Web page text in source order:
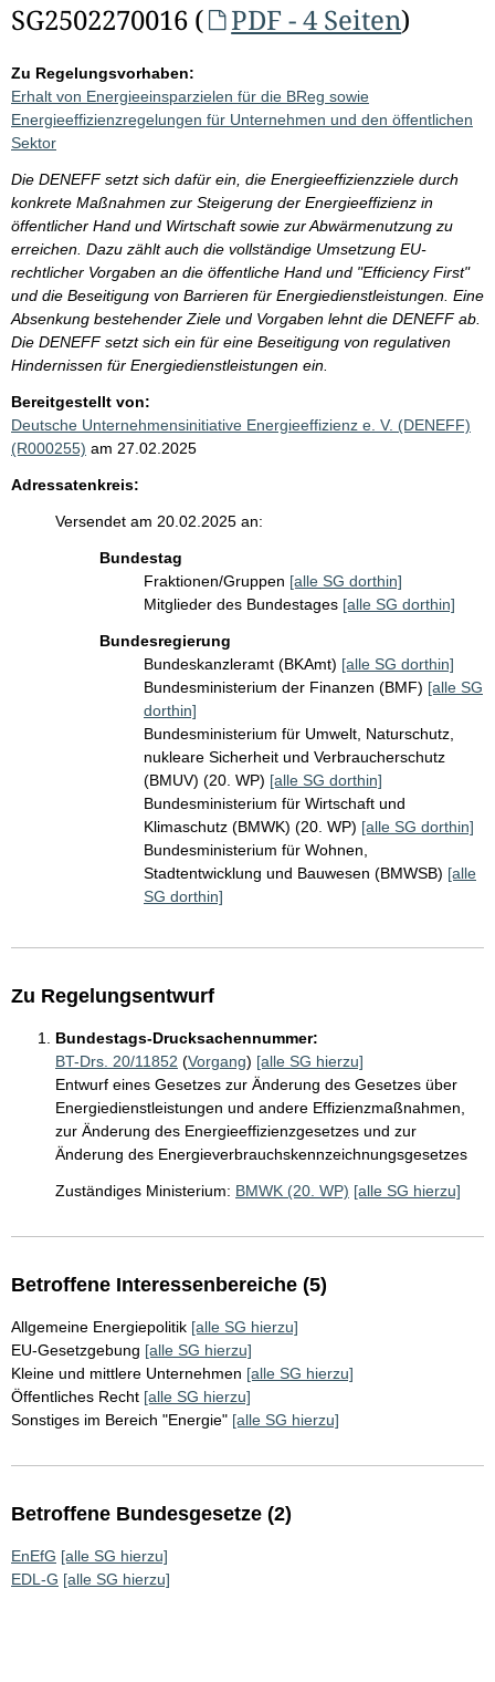
SG2502270016 (
PDF - 4 Seiten)
Zu Regelungsvorhaben:
Erhalt von Energieeinsparzielen für die BReg sowie
Energieeffizienzregelungen für Unternehmen und den öffentlichen
Sektor
Die DENEFF setzt sich dafür ein, die Energieeffizienzziele durch
konkrete Maßnahmen zur Steigerung der Energieeffizienz in
öffentlicher Hand und Wirtschaft sowie zur Abwärmenutzung zu
erreichen. Dazu zählt auch die vollständige Umsetzung EU-
rechtlicher Vorgaben an die öffentliche Hand und "Efficiency First"
und die Beseitigung von Barrieren für Energiedienstleistungen. Eine
Absenkung bestehender Ziele und Vorgaben lehnt die DENEFF ab.
Die DENEFF setzt sich ein für eine Beseitigung von regulativen
Hindernissen für Energiedienstleistungen ein.
Bereitgestellt von:
Deutsche Unternehmensinitiative Energieeffizienz e. V. (DENEFF)
(R000255) am 27.02.2025
Adressatenkreis:
Versendet am 20.02.2025 an:
Bundestag
Fraktionen/Gruppen [alle SG dorthin]
Mitglieder des Bundestages [alle SG dorthin]
Bundesregierung
Bundeskanzleramt (BKAmt) [alle SG dorthin]
Bundesministerium der Finanzen (BMF) [alle SG
dorthin]
Bundesministerium für Umwelt, Naturschutz,
nukleare Sicherheit und Verbraucherschutz
(BMUV) (20. WP) [alle SG dorthin]
Bundesministerium für Wirtschaft und
Klimaschutz (BMWK) (20. WP) [alle SG dorthin]
Bundesministerium für Wohnen,
Stadtentwicklung und Bauwesen (BMWSB) [alle
SG dorthin]
Zu Regelungsentwurf
Bundestags-Drucksachennummer:
BT-Drs. 20/11852 (Vorgang) [alle SG hierzu]
Entwurf eines Gesetzes zur Änderung des Gesetzes über
Energiedienstleistungen und andere Effizienzmaßnahmen,
zur Änderung des Energieeffizienzgesetzes und zur
Änderung des Energieverbrauchskennzeichnungsgesetzes
Zuständiges Ministerium: BMWK (20. WP) [alle SG hierzu]
Betroffene Interessenbereiche (5)
Allgemeine Energiepolitik [alle SG hierzu]
EU-Gesetzgebung [alle SG hierzu]
Kleine und mittlere Unternehmen [alle SG hierzu]
Öffentliches Recht [alle SG hierzu]
Sonstiges im Bereich "Energie" [alle SG hierzu]
Betroffene Bundesgesetze (2)
EnEfG [alle SG hierzu]
EDL-G [alle SG hierzu]